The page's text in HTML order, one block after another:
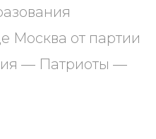
Москва от партии
— Патриоты —